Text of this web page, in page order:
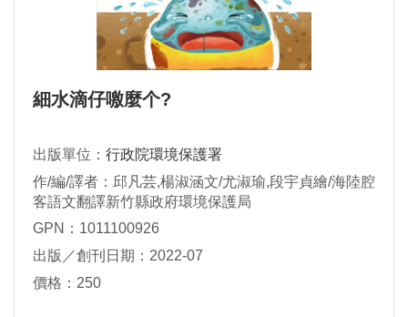
細水滴仔噭麼个?
出版單位： 行政院環境保護署
作/編/譯者：邱凡芸,楊淑涵文/尤淑瑜,段宇貞繪/海陸腔
客語文翻譯新竹縣政府環境保護局
GPN：1011100926
出版／創刊日期：2022-07
價格：250